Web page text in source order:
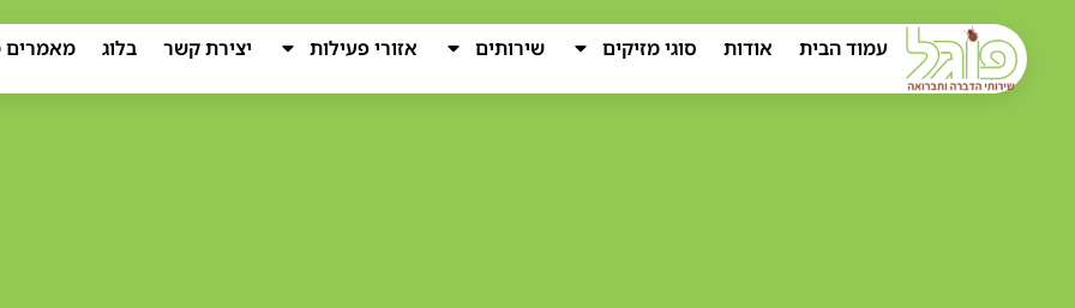
עמוד הבית אודות סוגי מזיקים שירותים אזורי פעילות יצירת קשר בלוג מאמרים